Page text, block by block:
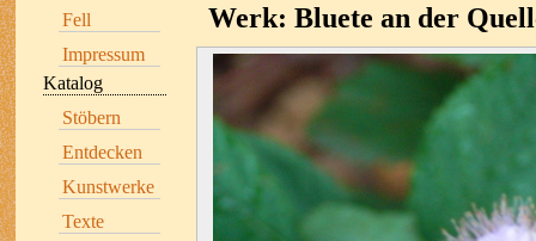
Fell
Impressum
Katalog
Stöbern
Entdecken
Kunstwerke
Texte
Werk: Bluete an der